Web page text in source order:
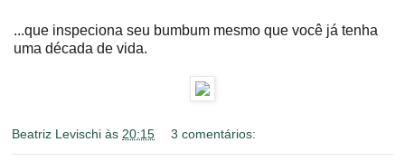
...que inspeciona seu bumbum mesmo que você já tenha
uma década de vida.
Beatriz Levischi às 20:15 3 comentários: